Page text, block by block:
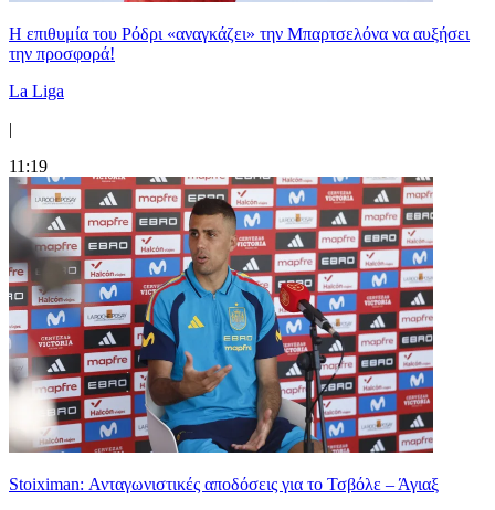
Η επιθυμία του Ρόδρι «αναγκάζει» την Μπαρτσελόνα να αυξήσει
την προσφορά!
La Liga
|
11:19
Stoiximan: Ανταγωνιστικές αποδόσεις για το Τσβόλε – Άγιαξ